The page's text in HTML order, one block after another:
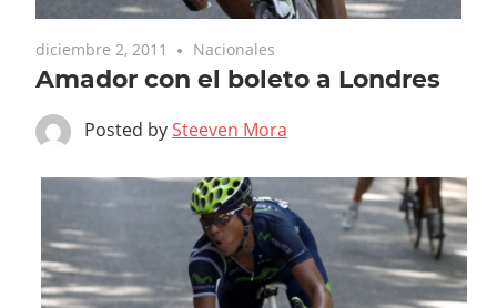
diciembre 2, 2011 Nacionales
Amador con el boleto a Londres
Posted bySteeven Mora